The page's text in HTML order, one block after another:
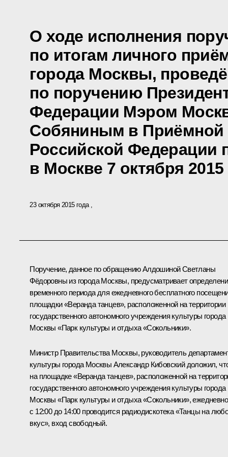
О ходе исполнения
по итогам личного
города Москвы,
по поручению
Федерации Мэром
Собяниным в Приёмной
Российской Федерации
в Москве 7 октября 2015
23 октября 2015 года
Поручение, данное по обращению Алдошиной Светланы
Фёдоровны из города Москвы, предусматривает
временного периода для ежедневного бесплатного
площадки «Веранда танцев», расположенной на территории
государственного автономного учреждения культуры города
Москвы «Парк культуры и отдыха «Сокольники».
Министр Правительства Москвы, руководитель
культуры города Москвы Александр Кибовский доложил,
на площадке «Веранда танцев», расположенной на
государственного автономного учреждения культуры города
Москвы «Парк культуры и отдыха «Сокольники», ежедневно
с 12:00 до 14:00 проводится радиодискотека «Танцы на
вкус», вход свободный.